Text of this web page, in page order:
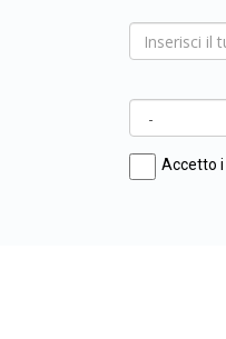
Accetto i